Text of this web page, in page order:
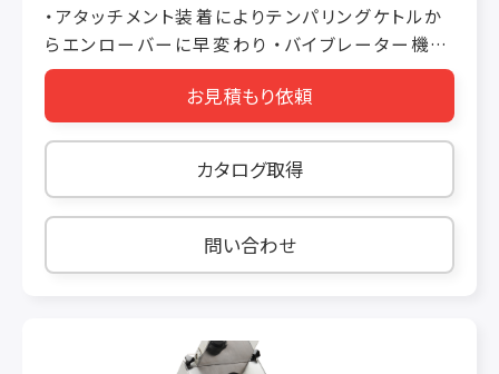
ます。流量が安定したことで、重量精度も格段に
上がりました。キャラメルやヌガーなどの粘弾性
の高い生地もスムーズに吐出されます。
・アタッチメント装着によりテンパリングケトルか
らエンローバーに早変わり ・バイブレーター機能
搭載で、モールド作業もラクラク ・エンローバー
の後にクーリングトンネルを接続すれば簡易ライ
ンが出来上がります ・フレーム及び外部パネルは
オールステンレスでクリンネスもラクラク ・入口
コンベアと出口コンベアは別々に稼動。一人の作
業もラクラク ・保温・クリアカバーをご用意して
お見積もり依頼
カタログ取得
問い合わせ